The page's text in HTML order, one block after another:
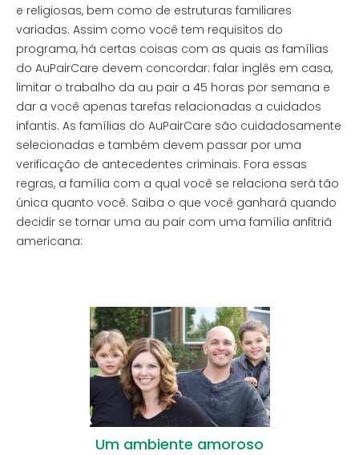
e religiosas, bem como de estruturas familiares
variadas. Assim como você tem requisitos do
programa, há certas coisas com as quais as famílias
do AuPairCare devem concordar: falar inglês em casa,
limitar o trabalho da au pair a 45 horas por semana e
dar a você apenas tarefas relacionadas a cuidados
infantis. As famílias do AuPairCare são cuidadosamente
selecionadas e também devem passar por uma
verificação de antecedentes criminais. Fora essas
regras, a família com a qual você se relaciona será tão
única quanto você. Saiba o que você ganhará quando
decidir se tornar uma au pair com uma família anfitriã
americana:
Um ambiente amoroso